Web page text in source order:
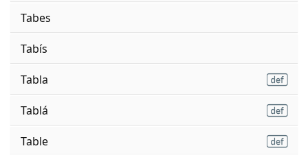
Tabes
Tabís
Tabla
Tablá
Table